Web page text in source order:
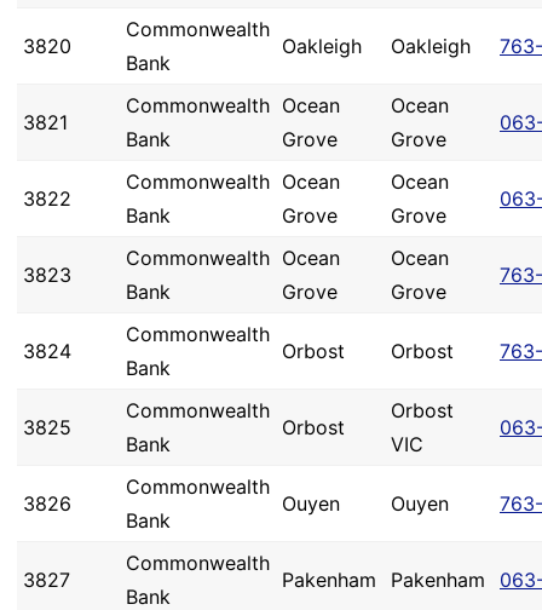
3820
Commonwealth
Bank
Oakleigh Oakleigh
3821
Commonwealth
Bank
Ocean
Grove
Ocean
Grove
3822
Commonwealth
Bank
Ocean
Grove
Ocean
Grove
3823
Commonwealth
Bank
Ocean
Grove
Ocean
Grove
3824
Commonwealth
Bank
Orbost Orbost
3825
Commonwealth
Bank
Orbost
Orbost
VIC
3826
Commonwealth
Bank
Ouyen Ouyen
3827
Commonwealth
Bank
Pakenham Pakenham